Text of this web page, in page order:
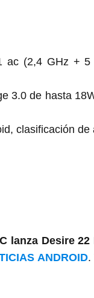
ac (2,4 GHz +
3.0 de hasta
clasificación de
lanza Desire
ANDROID.